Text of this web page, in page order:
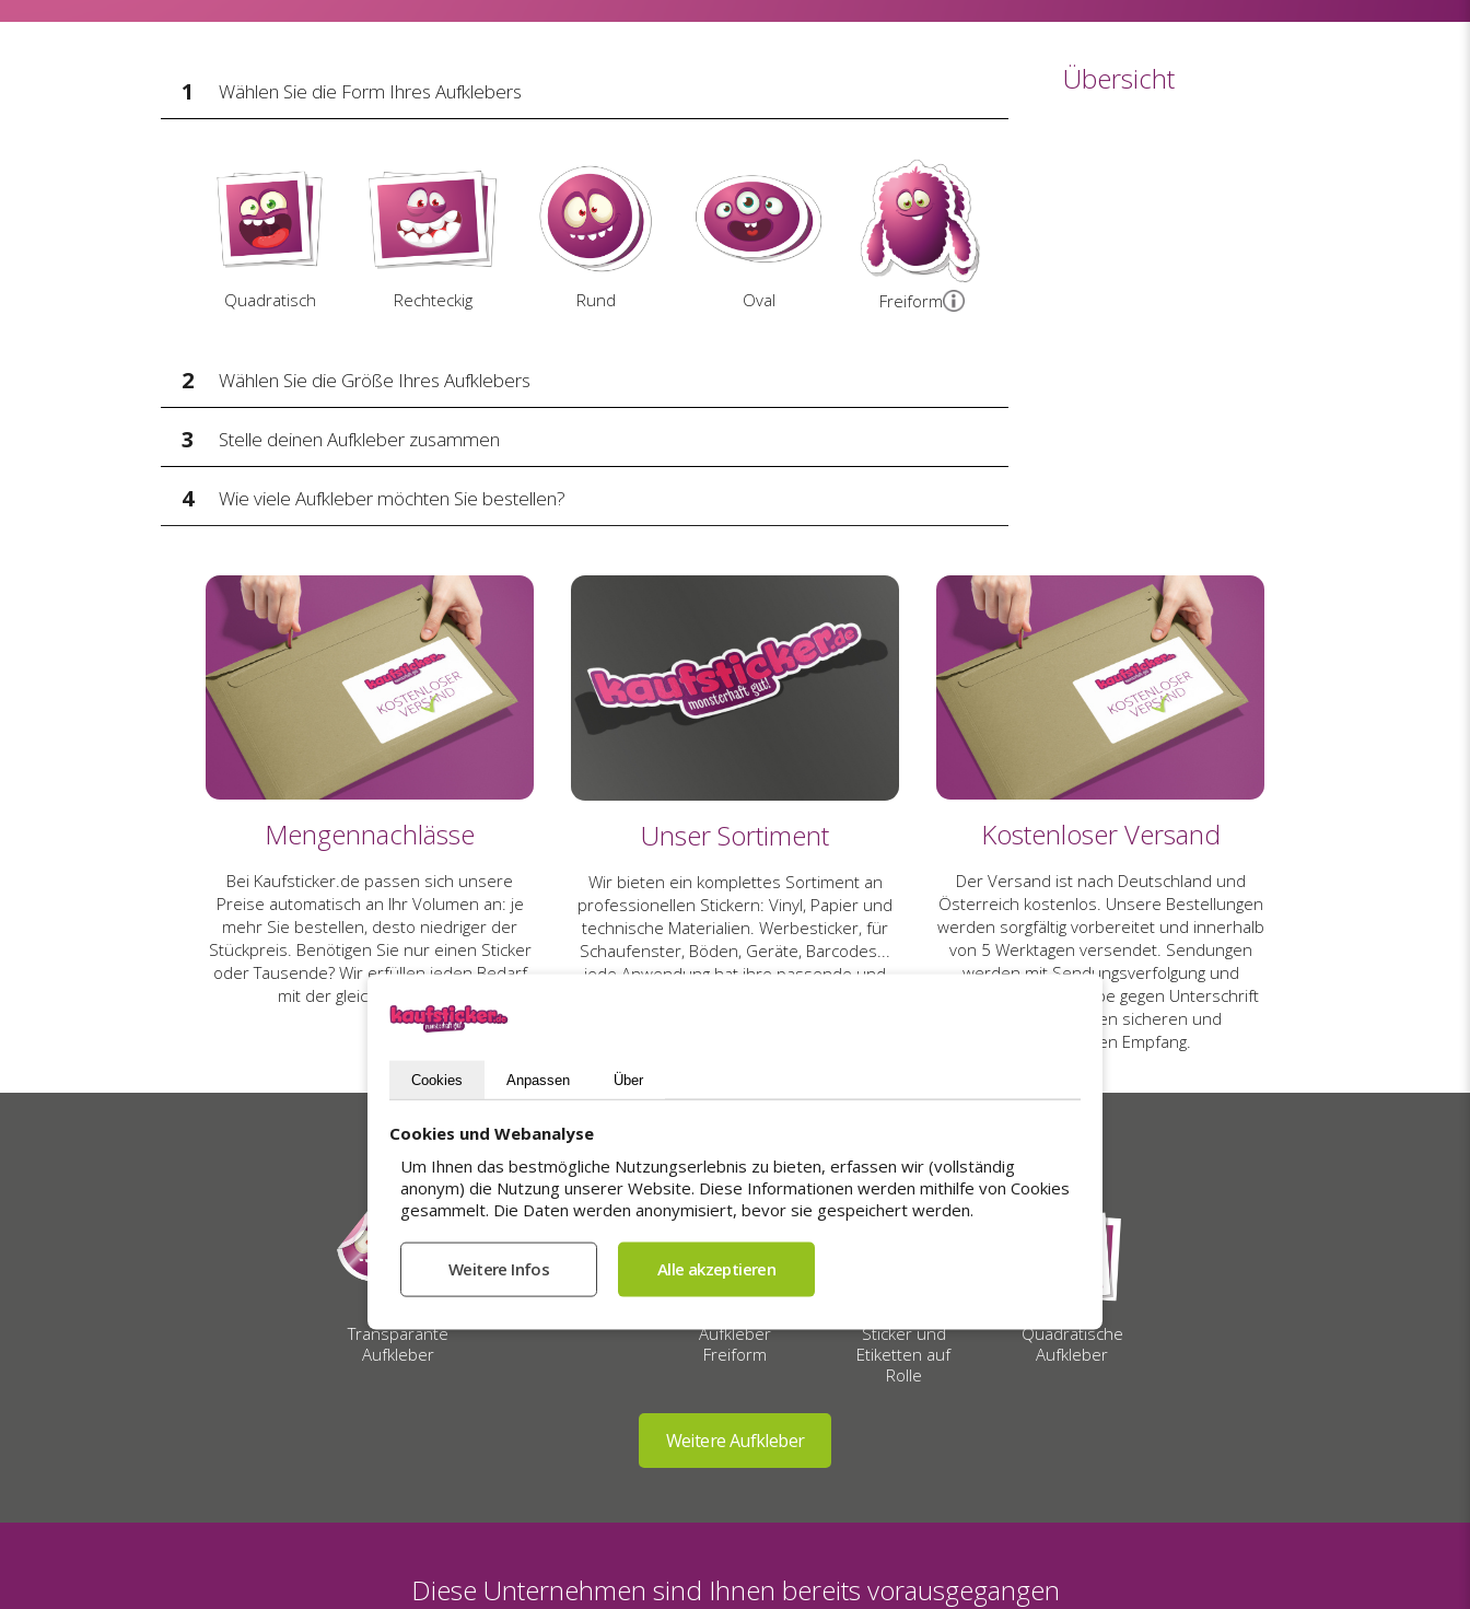
1 Wählen Sie die Form Ihres Aufklebers
Quadratisch Rechteckig Rund Oval Freiform
2 Wählen Sie die Größe Ihres Aufklebers
3 Stelle deinen Aufkleber zusammen
4 Wie viele Aufkleber möchten Sie bestellen?
Übersicht
Mengennachlässe
Bei Kaufsticker.de passen sich unsere
Preise automatisch an Ihr Volumen an: je
mehr Sie bestellen, desto niedriger der
Stückpreis. Benötigen Sie nur einen Sticker
oder Tausende? Wir erfüllen jeden Bedarf
mit der gleichen Sorgfalt.
Unser Sortiment
Wir bieten ein komplettes Sortiment an
professionellen Stickern: Vinyl, Papier und
technische Materialien. Werbesticker, für
Schaufenster, Böden, Geräte, Barcodes...
jede Anwendung hat ihre passende und
Kostenloser Versand
Der Versand ist nach Deutschland und
Österreich kostenlos. Unsere Bestellungen
werden sorgfältig vorbereitet und innerhalb
von 5 Werktagen versendet. Sendungen
werden mit Sendungsverfolgung und
persönlicher Übergabe gegen Unterschrift
geliefert, für einen sicheren und
einwandfreien Empfang.
Unsere Bestseller
Transparante
Aufkleber
Aufkleber
Freiform
Sticker und
Etiketten auf
Rolle
Quadratische
Aufkleber
Diese Unternehmen sind Ihnen bereits vorausgegangen
Cookies Anpassen Über
Cookies und Webanalyse
Um Ihnen das bestmögliche Nutzungserlebnis zu bieten, erfassen wir (vollständig
anonym) die Nutzung unserer Website. Diese Informationen werden mithilfe von Cookies
gesammelt. Die Daten werden anonymisiert, bevor sie gespeichert werden.